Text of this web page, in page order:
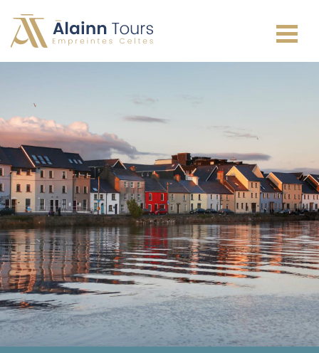
Irlande
Écosse
Pays de Galles
Angleterre